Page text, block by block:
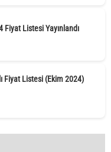
Fiyat Listesi Yayınlandı
Fiyat Listesi (Ekim 2024)